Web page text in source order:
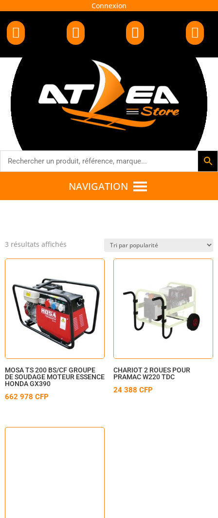
Connexion
   
NAVIGATION
3 résultats affichés
MOSA TS 200 BS/CF GROUPE
DE SOUDAGE MOTEUR ESSENCE
HONDA GX390
662 978 CFP
CHARIOT 2 ROUES POUR
PRAMAC W220 TDC
24 388 CFP